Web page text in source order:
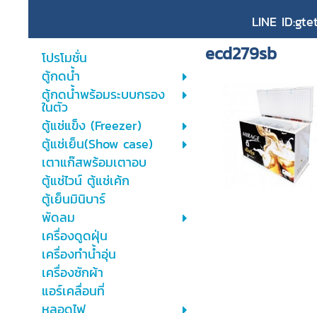
LINE
โปรโมชั่น
ตู้กดน้ำ
ตู้กดน้ำพร้อมระบบกรอง
ในตัว
ตู้แช่แข็ง (Freezer)
ตู้แช่เย็น(Show case)
เตาแก๊สพร้อมเตาอบ
ตู้แช่ไวน์ ตู้แช่เค้ก
ตู้เย็นมินิบาร์
พัดลม
เครื่องดูดฝุ่น
เครื่องทำน้ำอุ่น
เครื่องซักผ้า
แอร์เคลื่อนที่
หลอดไฟ
ecd279sb